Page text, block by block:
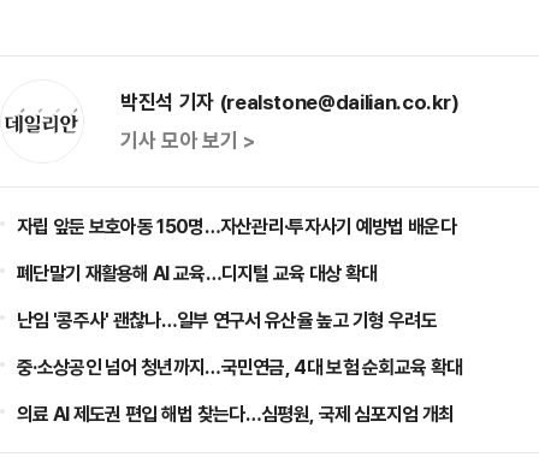
박진석 기자 (realstone@dailian.co.kr)
기사 모아 보기 >
자립 앞둔 보호아동 150명…자산관리·투자사기 예방법 배운다
폐단말기 재활용해 AI 교육…디지털 교육 대상 확대
난임 '콩주사' 괜찮나…일부 연구서 유산율 높고 기형 우려도
중·소상공인 넘어 청년까지…국민연금, 4대 보험 순회교육 확대
의료 AI 제도권 편입 해법 찾는다…심평원, 국제 심포지엄 개최